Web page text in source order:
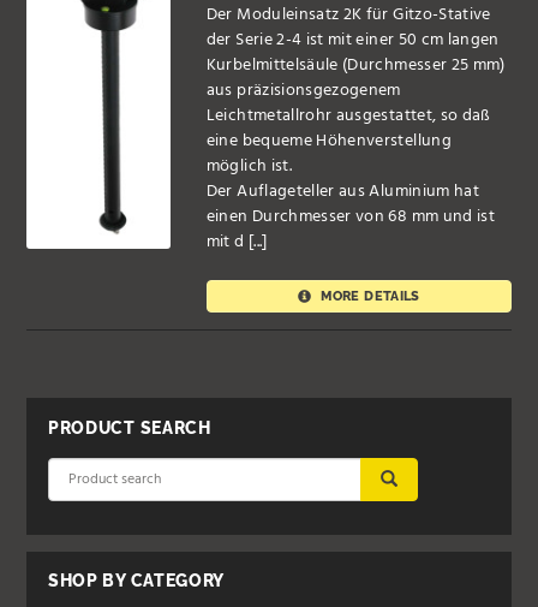
Der Moduleinsatz 2K für Gitzo-Stative
der Serie 2-4 ist mit einer 50 cm langen
Kurbelmittelsäule (Durchmesser 25 mm)
aus präzisionsgezogenem
Leichtmetallrohr ausgestattet, so daß
eine bequeme Höhenverstellung
möglich ist.
Der Auflageteller aus Aluminium hat
einen Durchmesser von 68 mm und ist
mit d [...]
MORE DETAILS
PRODUCT SEARCH
SHOP BY CATEGORY